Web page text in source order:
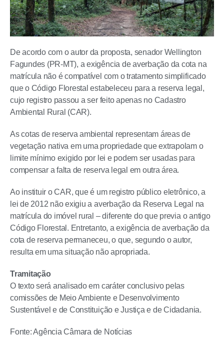
De acordo com o autor da proposta, senador Wellington
Fagundes (PR-MT), a exigência de averbação da cota na
matrícula não é compatível com o tratamento simplificado
que o Código Florestal estabeleceu para a reserva legal,
cujo registro passou a ser feito apenas no Cadastro
Ambiental Rural (CAR).
As cotas de reserva ambiental representam áreas de
vegetação nativa em uma propriedade que extrapolam o
limite mínimo exigido por lei e podem ser usadas para
compensar a falta de reserva legal em outra área.
Ao instituir o CAR, que é um registro público eletrônico, a
lei de 2012 não exigiu a averbação da Reserva Legal na
matrícula do imóvel rural – diferente do que previa o antigo
Código Florestal. Entretanto, a exigência de averbação da
cota de reserva permaneceu, o que, segundo o autor,
resulta em uma situação não apropriada.
Tramitação
O texto será analisado em caráter conclusivopelas
comissões de Meio Ambiente e Desenvolvimento
Sustentável e de Constituição e Justiça e de Cidadania.
Fonte: Agência Câmara de Notícias